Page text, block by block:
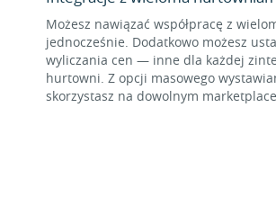
Możesz nawiązać współpracę z
jednocześnie. Dodatkowo możesz
wyliczania cen — inne dla każdej
hurtowni. Z opcji masowego
skorzystasz na dowolnym